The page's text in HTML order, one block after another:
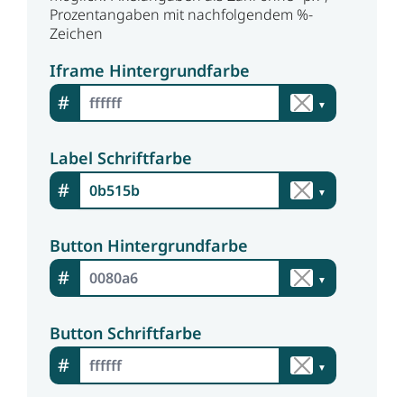
Prozentangaben mit nachfolgendem %-
Zeichen
Iframe Hintergrundfarbe
# ▼
Label Schriftfarbe
# ▼
Button Hintergrundfarbe
# ▼
Button Schriftfarbe
# ▼